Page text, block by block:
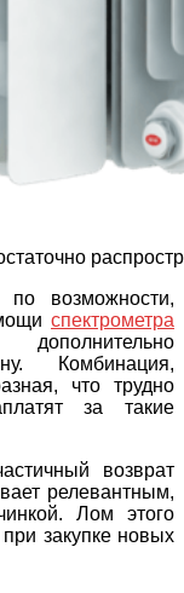
возможности,
спектрометра
Комбинация,
что трудно
за такие
возврат
релевантным,
Лом этого
закупке новых